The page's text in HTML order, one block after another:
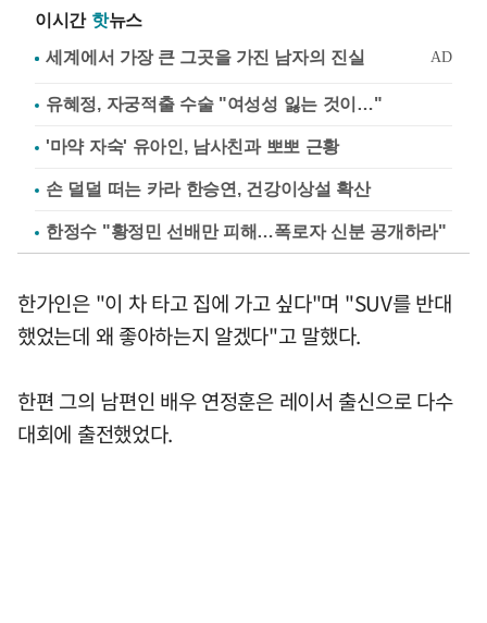
이시간 핫뉴스
유혜정, 자궁적출 수술 "여성성 잃는 것이…"
'마약 자숙' 유아인, 남사친과 뽀뽀 근황
손 덜덜 떠는 카라 한승연, 건강이상설 확산
한정수 "황정민 선배만 피해…폭로자 신분 공개하라"
한가인은 "이 차 타고 집에 가고 싶다"며 "SUV를 반대
했었는데 왜 좋아하는지 알겠다"고 말했다.
한편 그의 남편인 배우 연정훈은 레이서 출신으로 다수
대회에 출전했었다.